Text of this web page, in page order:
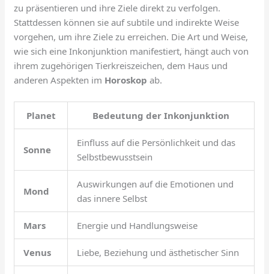
zu präsentieren und ihre Ziele direkt zu verfolgen.
Stattdessen können sie auf subtile und indirekte Weise
vorgehen, um ihre Ziele zu erreichen. Die Art und Weise,
wie sich eine Inkonjunktion manifestiert, hängt auch von
ihrem zugehörigen Tierkreiszeichen, dem Haus und
anderen Aspekten im Horoskop ab.
Planet Bedeutung der Inkonjunktion
Sonne
Einfluss auf die Persönlichkeit und das
Selbstbewusstsein
Mond
Auswirkungen auf die Emotionen und
das innere Selbst
Mars Energie und Handlungsweise
Venus Liebe, Beziehung und ästhetischer Sinn